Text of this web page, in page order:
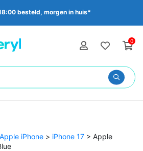
besteld, morgen in huis*
0
Apple iPhone > iPhone 17 > Apple